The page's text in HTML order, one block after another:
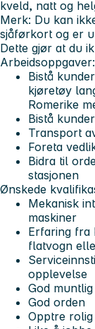
kveld, natt og
Merk: Du kan
sjåførkort og er
Dette gjør at du
Arbeidsoppgaver:
Bistå
kjøretøy
Romerike
Bistå
Transport
Foreta
Bidra til
stasjonen
Ønskede
Mekanisk
maskiner
Erfaring fra
flatvogn
opplevelse
God
God orden
Opptre rolig